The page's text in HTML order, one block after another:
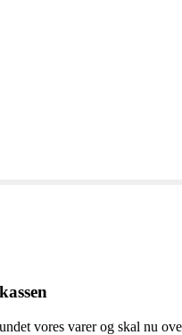
vores varer og skal nu